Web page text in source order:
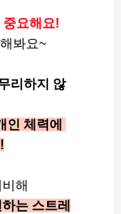
중요해요!
봐요~
리하지 않
인 체력에
해
는 스트레